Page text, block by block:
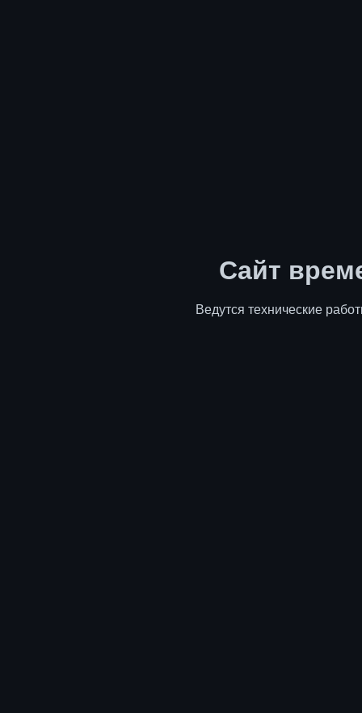
Сайт
Ведутся технические